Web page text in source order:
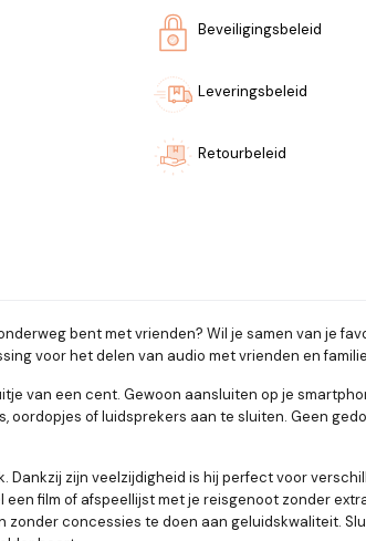
Beveiligingsbeleid
Leveringsbeleid
Retourbeleid
bent met vrienden? Wil je samen van je
voor het delen van audio met vrienden en
van een cent. Gewoon aansluiten op je
of luidsprekers aan te sluiten. Geen
Dankzij zijn veelzijdigheid is hij perfect voor
film of afspeellijst met je reisgenoot zonder
concessies te doen aan geluidskwaliteit.